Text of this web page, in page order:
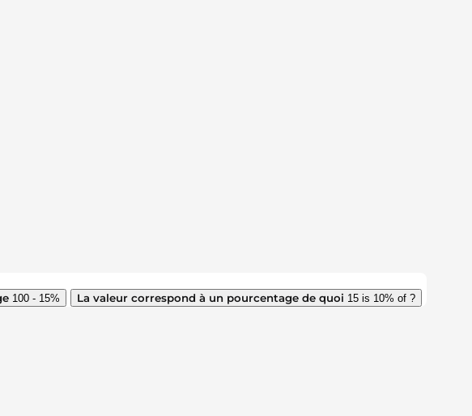
100 - 15% La valeur correspond à un pourcentage de quoi 15 is 10% of ?